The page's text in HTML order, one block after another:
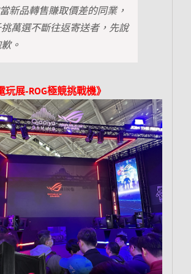
新品轉售賺取價差的同業，
萬選不斷往返寄送者，先說
。
玩展-ROG極競挑戰機》